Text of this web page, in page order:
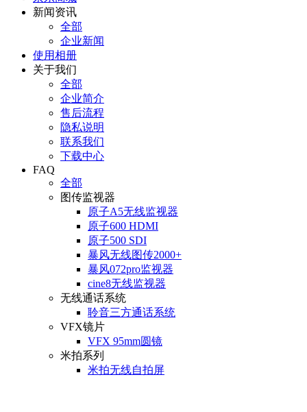
新闻资讯
全部
企业新闻
使用相册
关于我们
全部
企业简介
售后流程
隐私说明
联系我们
下载中心
FAQ
全部
图传监视器
原子A5无线监视器
原子600 HDMI
原子500 SDI
暴风无线图传2000+
暴风072pro监视器
cine8无线监视器
无线通话系统
聆音三方通话系统
VFX镜片
VFX 95mm圆镜
米拍系列
米拍无线自拍屏